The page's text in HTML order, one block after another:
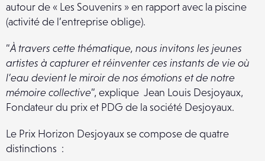
autour de « Les Souvenirs » en rapport avec la piscine
(activité de l’entreprise oblige).
“À travers cette thématique, nous invitons les jeunes
artistes à capturer et réinventer ces instants de vie où
l’eau devient le miroir de nos émotions et de notre
mémoire collective”, explique Jean Louis Desjoyaux,
Fondateur du prix et PDG de la société Desjoyaux.
Le Prix Horizon Desjoyaux se compose de quatre
distinctions :